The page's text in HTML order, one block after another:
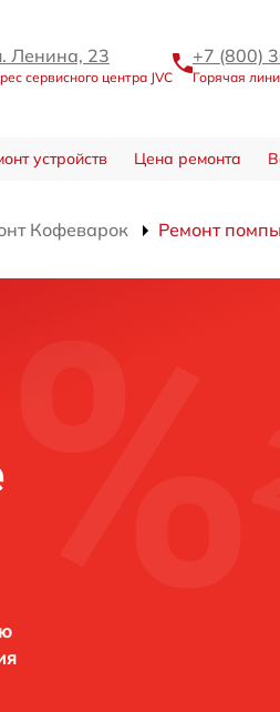
Ленина, 23
сервисного центра JVC
+7 (800)
Горячая
устройств Цена ремонта
Кофеварок Ремонт помпы